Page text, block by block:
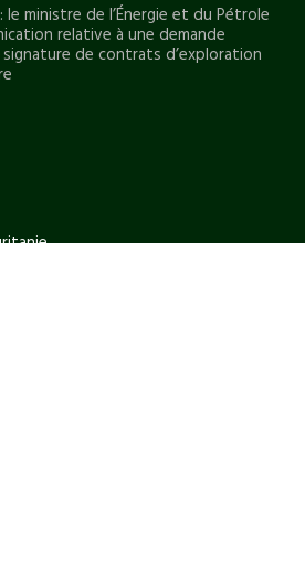
ministre de l’Énergie et du Pétrole
relative à une demande
de contrats d’exploration